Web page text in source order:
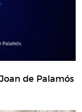
de Palamós